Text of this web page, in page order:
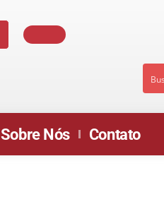
Sobre Nós Contato